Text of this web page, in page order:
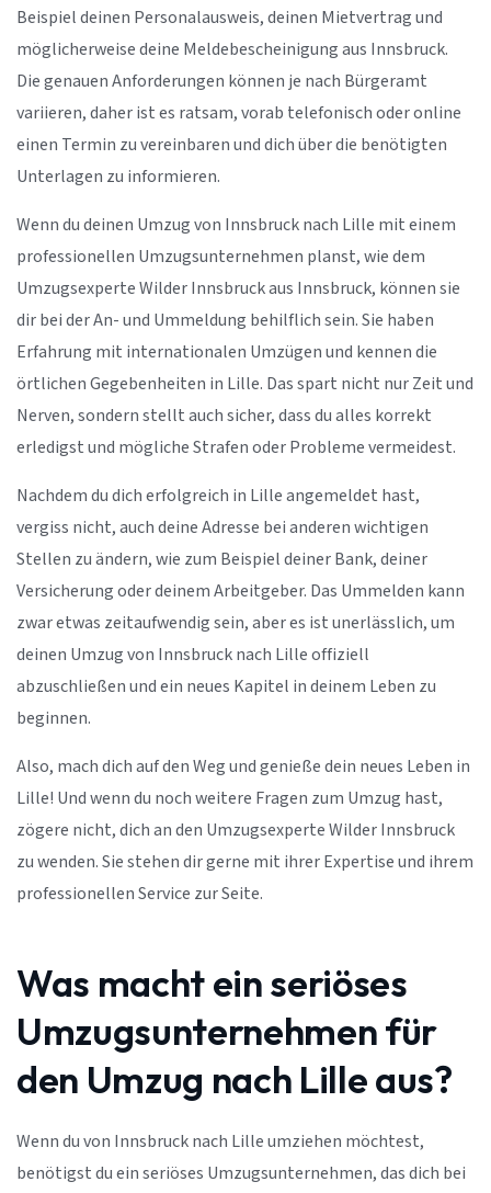
Beispiel deinen Personalausweis, deinen Mietvertrag und
möglicherweise deine Meldebescheinigung aus Innsbruck.
Die genauen Anforderungen können je nach Bürgeramt
variieren, daher ist es ratsam, vorab telefonisch oder online
einen Termin zu vereinbaren und dich über die benötigten
Unterlagen zu informieren.
Wenn du deinen Umzug von Innsbruck nach Lille mit einem
professionellen Umzugsunternehmen planst, wie dem
Umzugsexperte Wilder Innsbruck aus Innsbruck, können sie
dir bei der An- und Ummeldung behilflich sein. Sie haben
Erfahrung mit internationalen Umzügen und kennen die
örtlichen Gegebenheiten in Lille. Das spart nicht nur Zeit und
Nerven, sondern stellt auch sicher, dass du alles korrekt
erledigst und mögliche Strafen oder Probleme vermeidest.
Nachdem du dich erfolgreich in Lille angemeldet hast,
vergiss nicht, auch deine Adresse bei anderen wichtigen
Stellen zu ändern, wie zum Beispiel deiner Bank, deiner
Versicherung oder deinem Arbeitgeber. Das Ummelden kann
zwar etwas zeitaufwendig sein, aber es ist unerlässlich, um
deinen Umzug von Innsbruck nach Lille offiziell
abzuschließen und ein neues Kapitel in deinem Leben zu
beginnen.
Also, mach dich auf den Weg und genieße dein neues Leben in
Lille! Und wenn du noch weitere Fragen zum Umzug hast,
zögere nicht, dich an den Umzugsexperte Wilder Innsbruck
zu wenden. Sie stehen dir gerne mit ihrer Expertise und ihrem
professionellen Service zur Seite.
Was macht ein seriöses
Umzugsunternehmen für
den Umzug nach Lille aus?
Wenn du von Innsbruck nach Lille umziehen möchtest,
benötigst du ein seriöses Umzugsunternehmen, das dich bei